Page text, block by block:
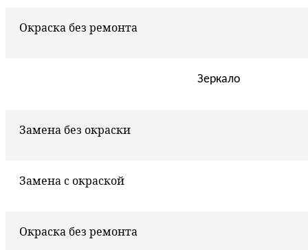
Окраска без ремонта
Зеркало
Замена без окраски
Замена с окраской
Окраска без ремонта